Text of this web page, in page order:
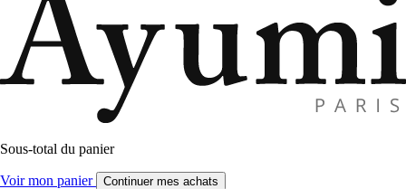
Sous-total du panier
Voir mon panier Continuer mes achats